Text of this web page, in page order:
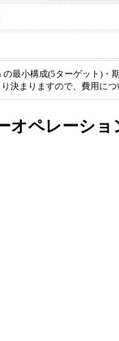
最小構成(5ターゲット)・
決まりますので、費用に
オペレーシ